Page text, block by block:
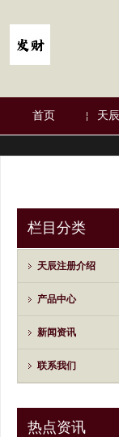
首页 天
栏目分类
天辰注册介绍
产品中心
新闻资讯
联系我们
热点资讯